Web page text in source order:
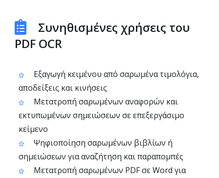
Συνηθισμένες χρήσεις του
PDF OCR
Εξαγωγή κειμένου από σαρωμένα τιμολόγια,
αποδείξεις και κινήσεις
Μετατροπή σαρωμένων αναφορών και
εκτυπωμένων σημειώσεων σε επεξεργάσιμο
κείμενο
Ψηφιοποίηση σαρωμένων βιβλίων ή
σημειώσεων για αναζήτηση και παραπομπές
Μετατροπή σαρωμένων PDF σε Word για